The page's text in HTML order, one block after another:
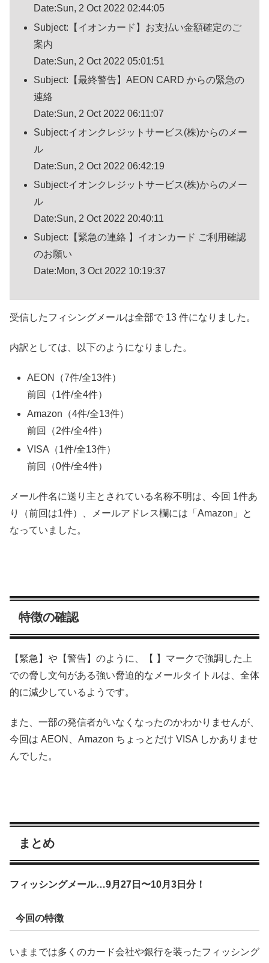
Date:Sun, 2 Oct 2022 02:44:05
Subject:【イオンカード】お支払い金額確定のご
案内
Date:Sun, 2 Oct 2022 05:01:51
Subject:【最終警告】AEON CARD からの緊急の
連絡
Date:Sun, 2 Oct 2022 06:11:07
Subject:イオンクレジットサービス(株)からのメー
ル
Date:Sun, 2 Oct 2022 06:42:19
Subject:イオンクレジットサービス(株)からのメー
ル
Date:Sun, 2 Oct 2022 20:40:11
Subject:【緊急の連絡 】イオンカード ご利用確認
のお願い
Date:Mon, 3 Oct 2022 10:19:37
受信したフィシングメールは全部で 13 件になりました。
内訳としては、以下のようになりました。
AEON（7件/全13件）
前回（1件/全4件）
Amazon（4件/全13件）
前回（2件/全4件）
VISA（1件/全13件）
前回（0件/全4件）
メール件名に送り主とされている名称不明は、今回 1件あ
り（前回は1件）、メールアドレス欄には「Amazon」と
なっていました。
特徴の確認
【緊急】や【警告】のように、【 】マークで強調した上
での脅し文句がある強い脅迫的なメールタイトルは、全体
的に減少しているようです。
また、一部の発信者がいなくなったのかわかりませんが、
今回は AEON、Amazon ちょっとだけ VISA しかありませ
んでした。
まとめ
フィッシングメール…9月27日〜10月3日分！
今回の特徴
いままでは多くのカード会社や銀行を装ったフィッシング